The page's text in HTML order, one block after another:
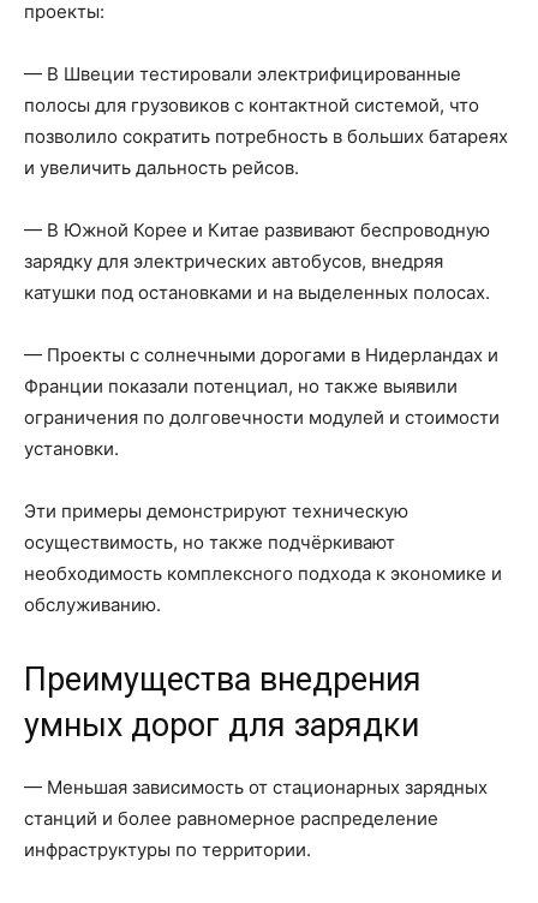
проекты:
— В Швеции тестировали электрифицированные
полосы для грузовиков с контактной системой, что
позволило сократить потребность в больших батареях
и увеличить дальность рейсов.
— В Южной Корее и Китае развивают беспроводную
зарядку для электрических автобусов, внедряя
катушки под остановками и на выделенных полосах.
— Проекты с солнечными дорогами в Нидерландах и
Франции показали потенциал, но также выявили
ограничения по долговечности модулей и стоимости
установки.
Эти примеры демонстрируют техническую
осуществимость, но также подчёркивают
необходимость комплексного подхода к экономике и
обслуживанию.
Преимущества внедрения
умных дорог для зарядки
— Меньшая зависимость от стационарных зарядных
станций и более равномерное распределение
инфраструктуры по территории.